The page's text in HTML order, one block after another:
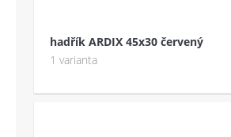
hadřík ARDIX 45x30 červený
1 varianta